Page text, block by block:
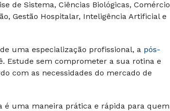
de Sistema, Ciências Biológicas, Comércio
Gestão Hospitalar, Inteligência Artificial e
uma especialização profissional, a pós-
Estude sem comprometer a sua rotina e
com as necessidades do mercado de
é uma maneira prática e rápida para quem